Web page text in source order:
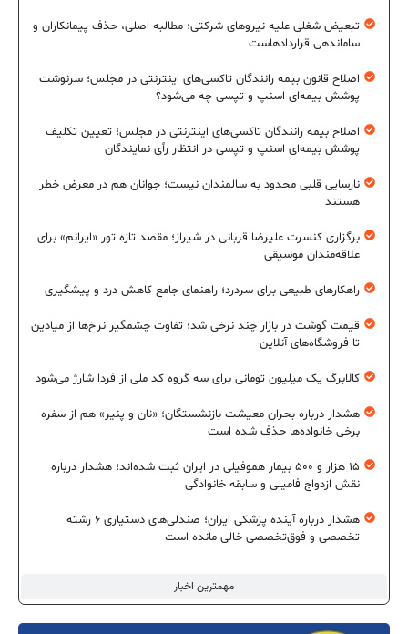
مهمترین اخبار
تبعیض شغلی علیه نیروهای شرکتی؛ مطالبه اصلی، حذف پیمانکاران و
ساماندهی قراردادهاست
اصلاح قانون بیمه رانندگان تاکسی‌های اینترنتی در مجلس؛ سرنوشت
پوشش بیمه‌ای اسنپ و تپسی چه می‌شود؟
اصلاح بیمه رانندگان تاکسی‌های اینترنتی در مجلس؛ تعیین تکلیف
پوشش بیمه‌ای اسنپ و تپسی در انتظار رأی نمایندگان
نارسایی قلبی محدود به سالمندان نیست؛ جوانان هم در معرض خطر
هستند
برگزاری کنسرت علیرضا قربانی در شیراز؛ مقصد تازه تور «ایرانم» برای
علاقه‌مندان موسیقی
راهکارهای طبیعی برای سردرد؛ راهنمای جامع کاهش درد و پیشگیری
قیمت گوشت در بازار چند نرخی شد؛ تفاوت چشمگیر نرخ‌ها از میادین
تا فروشگاه‌های آنلاین
کالابرگ یک میلیون تومانی برای سه گروه کد ملی از فردا شارژ می‌شود
هشدار درباره بحران معیشت بازنشستگان؛ «نان و پنیر» هم از سفره
برخی خانواده‌ها حذف شده است
۱۵ هزار و ۵۰۰ بیمار هموفیلی در ایران ثبت شده‌اند؛ هشدار درباره
نقش ازدواج فامیلی و سابقه خانوادگی
هشدار درباره آینده پزشکی ایران؛ صندلی‌های دستیاری ۶ رشته
تخصصی و فوق‌تخصصی خالی مانده است